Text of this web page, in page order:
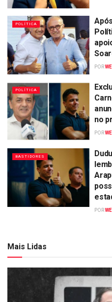
POLÍTICA
POR
POLÍTICA
no
POR
BASTIDORES
POR
Mais Lidas